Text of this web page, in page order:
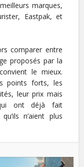
marques,
Eastpak, et
comparer entre
proposés par la
le mieux.
points forts, les
leur prix mais
ont déjà fait
n’aient plus